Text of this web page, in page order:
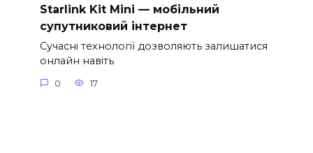
Starlink Kit Mini — мобільний
супутниковий інтернет
Сучасні технології дозволяють залишатися
онлайн навіть
0 17